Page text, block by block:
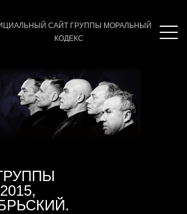
САЙТ ГРУППЫ МОРАЛЬНЫЙ
КОДЕКС